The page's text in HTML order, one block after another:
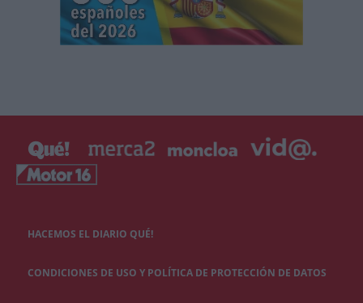
HACEMOS EL DIARIO QUÉ!
CONDICIONES DE USO Y POLÍTICA DE PROTECCIÓN DE DATOS